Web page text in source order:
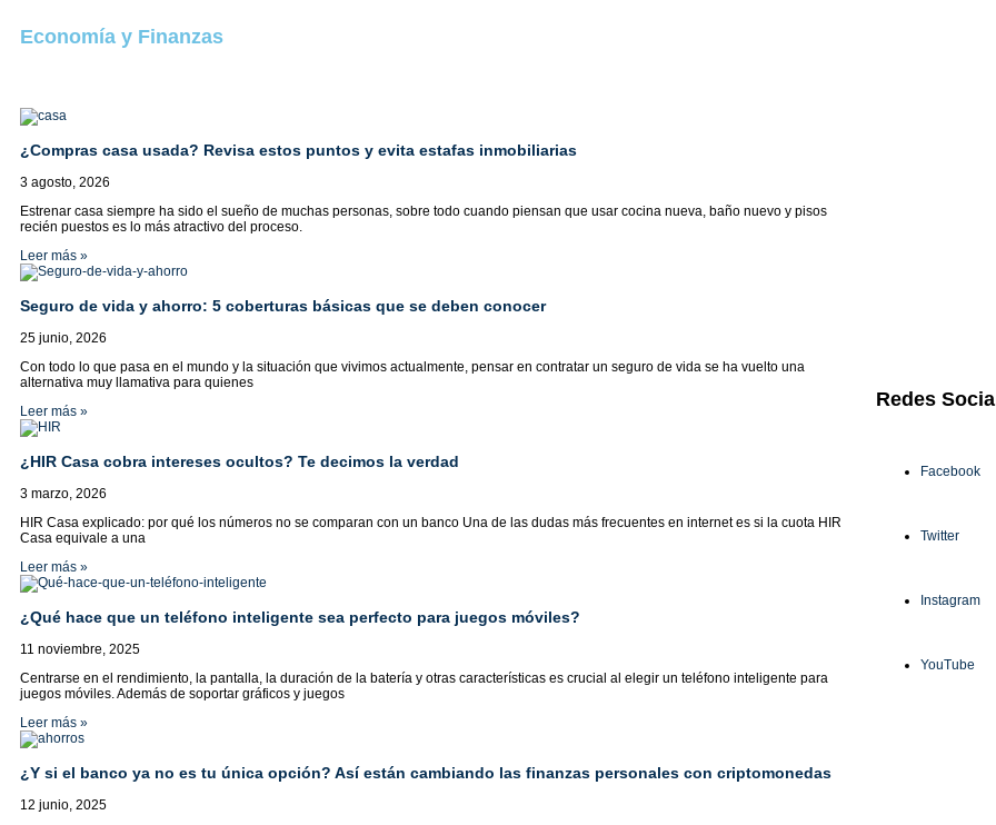
Economía y Finanzas
¿Compras casa usada? Revisa estos puntos y evita estafas inmobiliarias
3 agosto, 2026
Estrenar casa siempre ha sido el sueño de muchas personas, sobre todo cuando piensan que usar cocina nueva, baño nuevo y pisos
recién puestos es lo más atractivo del proceso.
Leer más »
Seguro de vida y ahorro: 5 coberturas básicas que se deben conocer
25 junio, 2026
Con todo lo que pasa en el mundo y la situación que vivimos actualmente, pensar en contratar un seguro de vida se ha vuelto una
alternativa muy llamativa para quienes
Leer más »
¿HIR Casa cobra intereses ocultos? Te decimos la verdad
3 marzo, 2026
HIR Casa explicado: por qué los números no se comparan con un banco Una de las dudas más frecuentes en internet es si la cuota HIR
Casa equivale a una
Leer más »
¿Qué hace que un teléfono inteligente sea perfecto para juegos móviles?
11 noviembre, 2025
Centrarse en el rendimiento, la pantalla, la duración de la batería y otras características es crucial al elegir un teléfono inteligente para
juegos móviles. Además de soportar gráficos y juegos
Leer más »
¿Y si el banco ya no es tu única opción? Así están cambiando las finanzas personales con criptomonedas
12 junio, 2025
Redes
Facebook
Twitter
Instagram
YouTube